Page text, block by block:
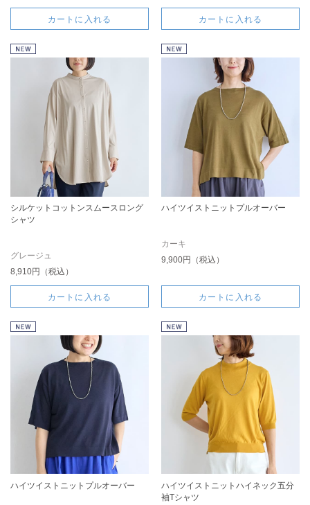
カートに入れる カートに入れる
シルケットコットンスムースロング
シャツ
グレージュ
8,910円（税込）
カートに入れる
ハイツイストニットプルオーバー
カーキ
9,900円（税込）
カートに入れる
ハイツイストニットプルオーバー
ハイツイストニットハイネック五分
袖Tシャツ